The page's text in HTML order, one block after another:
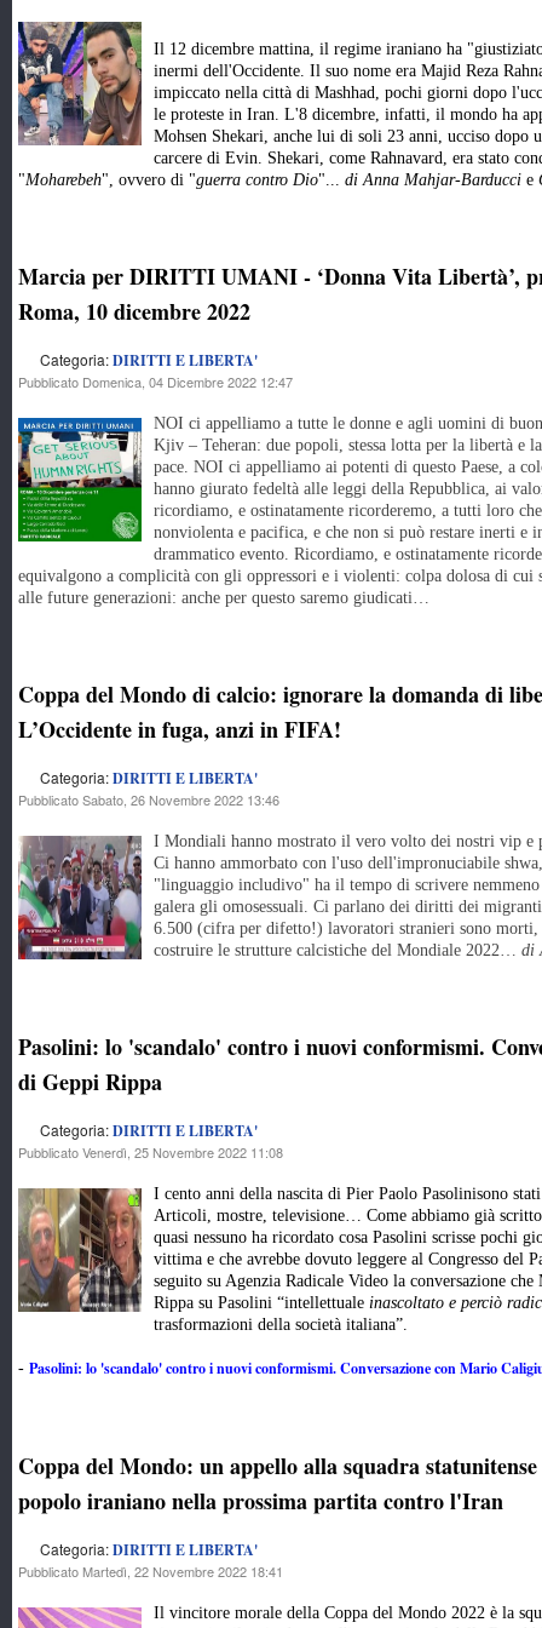
Il 12 dicembre mattina, il regime iraniano ha
inermi dell'Occidente. Il suo nome era Majid Reza
impiccato nella città di Mashhad, pochi giorni dopo
le proteste in Iran. L'8 dicembre, infatti, il mondo ha
Mohsen Shekari, anche lui di soli 23 anni, ucciso dopo
carcere di Evin. Shekari, come Rahnavard, era stato
"Moharebeh", ovvero di "guerra contro Dio"... di Anna Mahjar-Barducci e
Marcia per DIRITTI UMANI - ‘Donna Vita Libertà’,
Roma, 10 dicembre 2022
Categoria:DIRITTI E LIBERTA'
Pubblicato Domenica, 04 Dicembre 2022 12:47
NOI ci appelliamo a tutte le donne e agli uomini di
Kjiv – Teheran: due popoli, stessa lotta per la libertà e
pace. NOI ci appelliamo ai potenti di questo Paese, a
hanno giurato fedeltà alle leggi della Repubblica, ai
ricordiamo, e ostinatamente ricorderemo, a tutti loro
nonviolenta e pacifica, e che non si può restare inerti e
drammatico evento. Ricordiamo, e ostinatamente
equivalgono a complicità con gli oppressori e i violenti: colpa dolosa di cui
alle future generazioni: anche per questo saremo giudicati…
Coppa del Mondo di calcio: ignorare la domanda di
L’Occidente in fuga, anzi in FIFA!
Categoria:DIRITTI E LIBERTA'
Pubblicato Sabato, 26 Novembre 2022 13:46
I Mondiali hanno mostrato il vero volto dei nostri vip e
Ci hanno ammorbato con l'uso dell'impronuciabile
"linguaggio includivo" ha il tempo di scrivere
galera gli omosessuali. Ci parlano dei diritti dei
6.500 (cifra per difetto!) lavoratori stranieri sono
costruire le strutture calcistiche del Mondiale 2022… di
Pasolini: lo 'scandalo' contro i nuovi conformismi.
di Geppi Rippa
Categoria:DIRITTI E LIBERTA'
Pubblicato Venerdì, 25 Novembre 2022 11:08
I cento anni della nascita di Pier Paolo Pasolinisono
Articoli, mostre, televisione… Come abbiamo già
quasi nessuno ha ricordato cosa Pasolini scrisse pochi
vittima e che avrebbe dovuto leggere al Congresso
seguito su Agenzia Radicale Video la conversazione
Rippa su Pasolini “intellettuale inascoltato e perciò
trasformazioni della società italiana”.
- Pasolini: lo 'scandalo' contro i nuovi conformismi. Conversazione con Mario
Coppa del Mondo: un appello alla squadra
popolo iraniano nella prossima partita contro l'Iran
Categoria:DIRITTI E LIBERTA'
Pubblicato Martedì, 22 Novembre 2022 18:41
Il vincitore morale della Coppa del Mondo 2022 è la